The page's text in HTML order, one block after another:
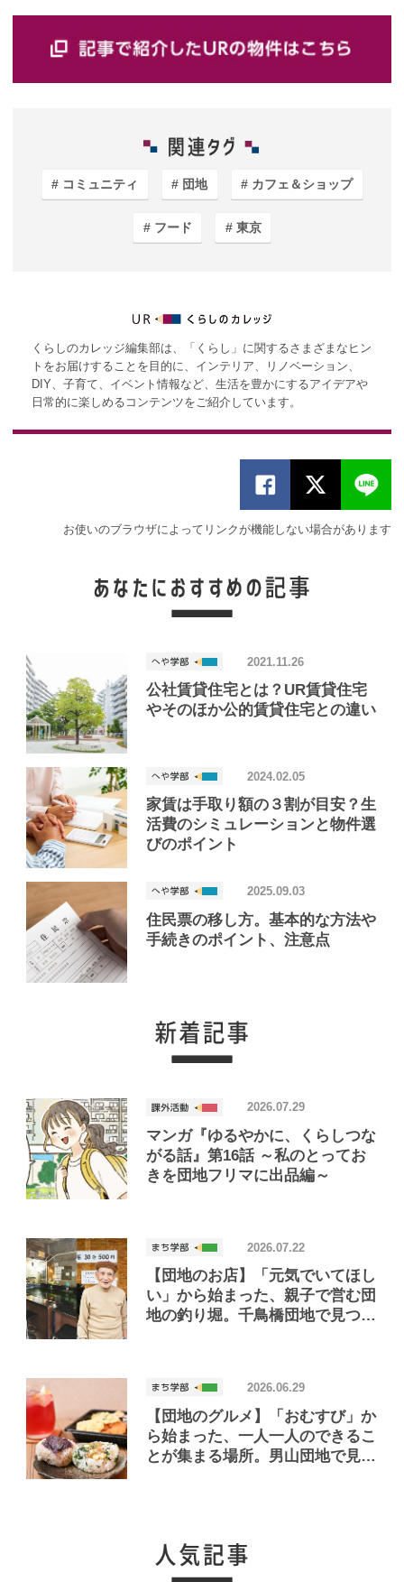
コミュニティ 団地 カフェ＆ショップ
フード 東京
くらしのカレッジ編集部は、「くらし」に関するさまざまなヒン
トをお届けすることを目的に、インテリア、リノベーション、
DIY、子育て、イベント情報など、生活を豊かにするアイデアや
日常的に楽しめるコンテンツをご紹介しています。
お使いのブラウザによってリンクが機能しない場合があります
公社賃貸住宅とは？UR賃貸住宅
やそのほか公的賃貸住宅との違い
2021.11.26
家賃は手取り額の３割が目安？生
活費のシミュレーションと物件選
びのポイント
2024.02.05
住民票の移し方。基本的な方法や
手続きのポイント、注意点
2025.09.03
マンガ『ゆるやかに、くらしつな
がる話』第16話 ～私のとってお
きを団地フリマに出品編～
2026.07.29
【団地のお店】「元気でいてほし
い」から始まった、親子で営む団
地の釣り堀。千鳥橋団地で見つけ
2026.07.22
【団地のグルメ】「おむすび」か
ら始まった、一人一人のできるこ
とが集まる場所。男山団地で見つ
2026.06.29